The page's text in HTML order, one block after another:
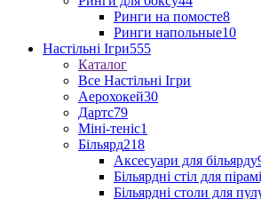
Ринги на помосте8
Ринги напольные10
Настільні Ігри555
Каталог
Все Настільні Ігри
Аерохокей30
Дартс79
Міні-теніс1
Більярд218
Аксесуари для більярду
Більярдні стіл для
Більярдні столи для